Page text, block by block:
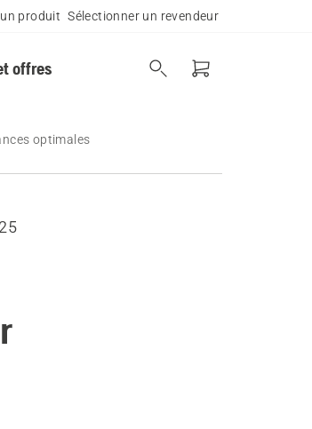
produit Sélectionner un revendeur
offres
optimales